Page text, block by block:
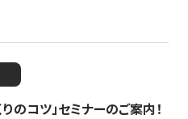
のコツ」セミナーのご案内！